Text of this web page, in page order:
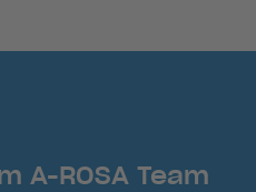
A-ROSA Team